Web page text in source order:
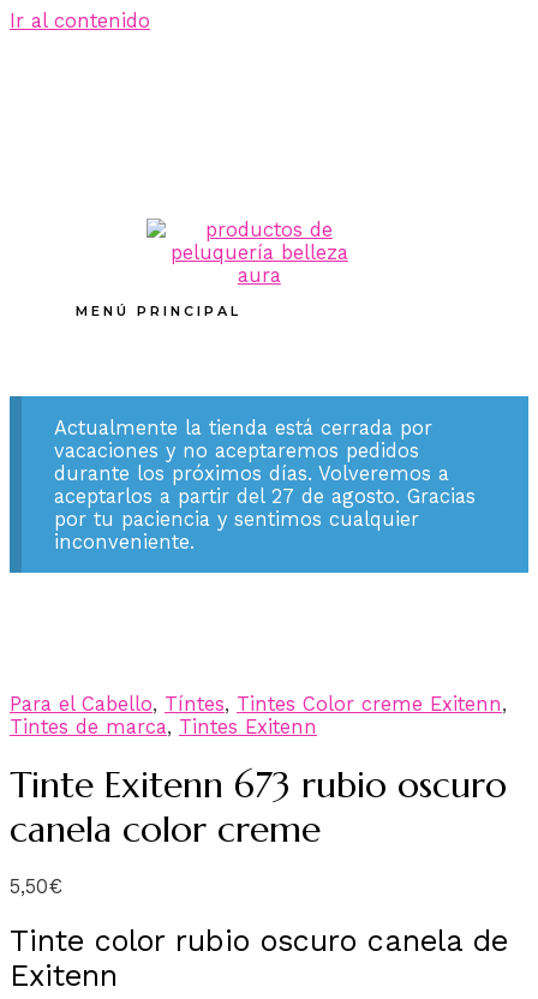
Ir al contenido
MENÚ PRINCIPAL
Actualmente la tienda está cerrada por
vacaciones y no aceptaremos pedidos
durante los próximos días. Volveremos a
aceptarlos a partir del 27 de agosto. Gracias
por tu paciencia y sentimos cualquier
inconveniente.
Para el Cabello, Tíntes, Tintes Color creme Exitenn,
Tintes de marca, Tintes Exitenn
Tinte Exitenn 673 rubio oscuro
canela color creme
5,50€
Tinte color rubio oscuro canela de
Exitenn